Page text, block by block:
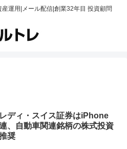
運用|メール配信|創業32年目 投資顧問
ディ・スイス証券はiPhone
、自動車関連銘柄の株式投資
奨